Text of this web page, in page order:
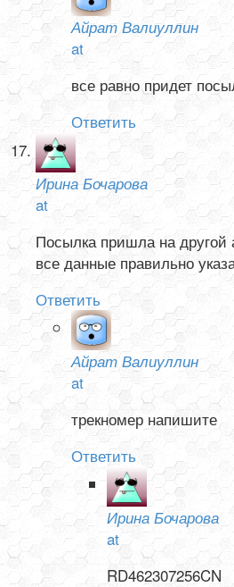
Айрат Валиуллин
at
все равно придет
Ответить
Ирина Бочарова
at
Посылка пришла на другой
все данные правильно
Ответить
Айрат Валиуллин
at
трекномер напишите
Ответить
Ирина Бочарова
at
RD462307256CN